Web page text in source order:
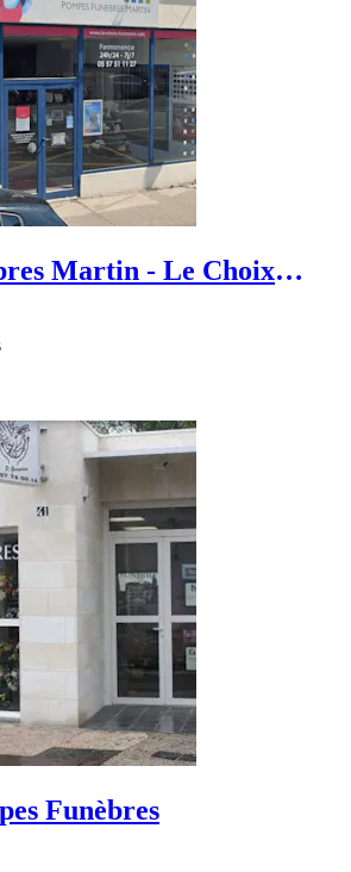
Martin - Le Choix
Funèbres